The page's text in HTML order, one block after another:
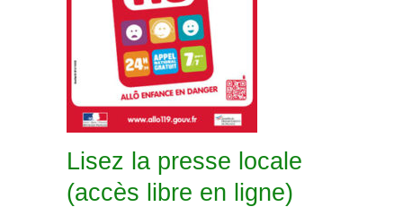
Lisez la presse locale
(accès libre en ligne)